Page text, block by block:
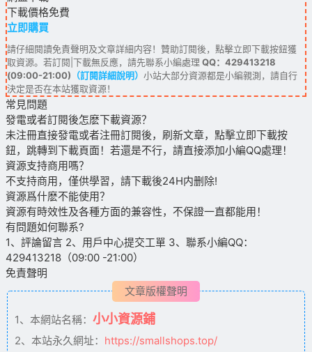
下載價格免費
立即購買
請仔細閱讀免責聲明及文章詳細内容！贊助訂閱後，點擊立即下載按鈕獲
取資源。若訂閱|下載無反應，請先聯系小編處理 QQ：429413218
(09:00-21:00) （訂閱詳細說明） 小站大部分資源都是小編親測，請自行
決定是否在本站獲取資源！
常見問題
發電或者訂閱後怎麽下載資源？
未注冊直接發電或者注冊訂閱後，刷新文章，點擊立即下載按
鈕，跳轉到下載頁面！若還是不行，請直接添加小編QQ處理！
資源支持商用嗎？
不支持商用，僅供學習，請下載後24H内删除!
資源爲什麽不能使用？
資源有時效性及各種方面的兼容性，不保證一直都能用！
有問題如何聯系?
1、評論留言 2、用戶中心提交工單 3、聯系小編QQ：
429413218（09:00 -21:00）
免責聲明
文章版權聲明
1、本網站名稱： 小小資源鋪
2、本站永久網址： https://smallshops.top/